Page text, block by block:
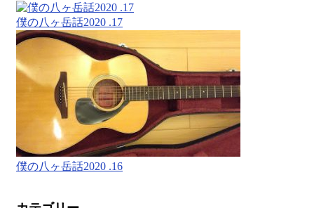
僕の八ヶ岳話2020 .17
僕の八ヶ岳話2020 .16